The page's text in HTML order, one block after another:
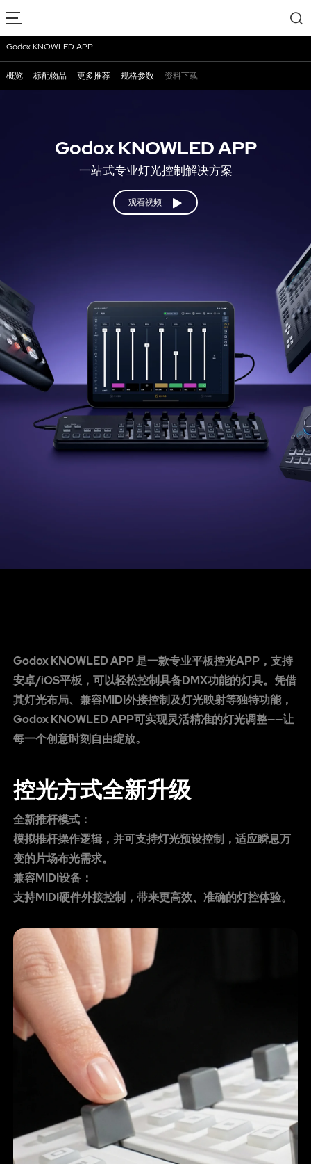
Godox KNOWLED APP
一站式专业灯光控制解决方案
观看视频
Godox KNOWLED APP
概览 标配物品 更多推荐 规格参数 资料下载
Godox KNOWLED APP 是一款专业平板控光APP，支持
安卓/iOS平板，可以轻松控制具备DMX功能的灯具。凭借
其灯光布局、兼容MIDI外接控制及灯光映射等独特功能，
Godox KNOWLED APP可实现灵活精准的灯光调整——让
每一个创意时刻自由绽放。
控光方式全新升级
全新推杆模式：
模拟推杆操作逻辑，并可支持灯光预设控制，适应瞬息万
变的片场布光需求。
兼容MIDI设备：
支持MIDI硬件外接控制，带来更高效、准确的灯控体验。